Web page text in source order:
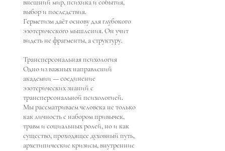
выбор и последствия.
Герметизм даёт основу для глубокого
эзотерического мышления. Он учит
видеть не фрагменты, а структуру.
Трансперсональная психология
Одно из важных направлений
академии — соединение
эзотерических знаний с
трансперсональной психологией.
Мы рассматриваем человека не только
как личность с набором привычек,
травм и социальных ролей, но и как
существо, проходящее духовный путь,
архетипические кризисы, внутренние